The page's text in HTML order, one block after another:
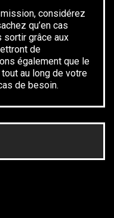
considérez
qu’en cas
sortir grâce aux
de
également que le
au long de votre
de besoin.